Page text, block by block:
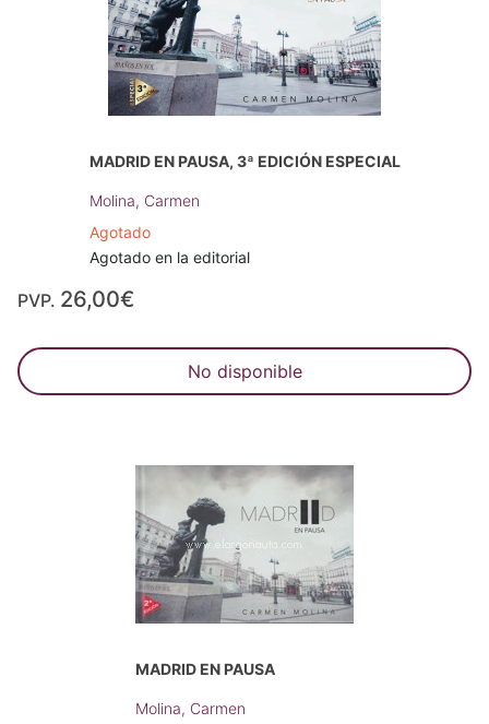
MADRID EN PAUSA, 3ª EDICIÓN ESPECIAL
Molina, Carmen
Agotado
Agotado en la editorial
PVP. 26,00€
No disponible
MADRID EN PAUSA
Molina, Carmen